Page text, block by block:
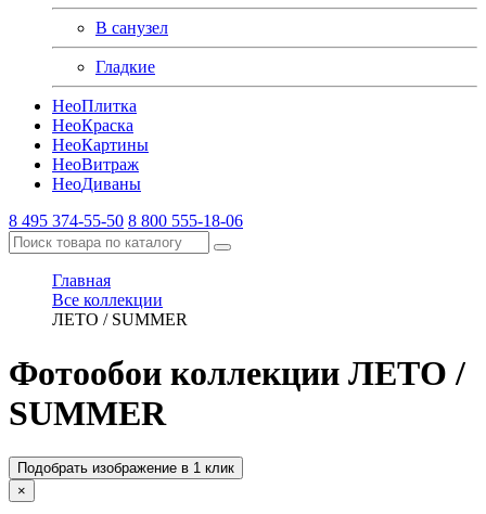
В санузел
Гладкие
НеоПлитка
НеоКраска
НеоКартины
НеоВитраж
НеоДиваны
8 495 374-55-50 8 800 555-18-06
Главная
Все коллекции
ЛЕТО / SUMMER
Фотообои коллекции ЛЕТО /
SUMMER
Подобрать изображение в 1 клик
×